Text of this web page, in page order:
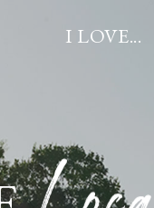
I LOVE...